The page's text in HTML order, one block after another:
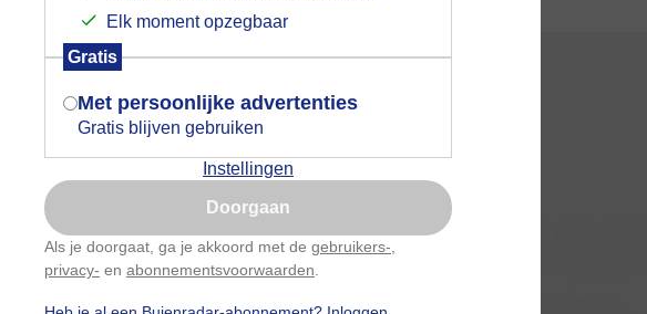
Elk moment opzegbaar
Gratis
Met persoonlijke advertenties
Gratis blijven gebruiken
Instellingen
Doorgaan
Als je doorgaat, ga je akkoord met de gebruikers-
privacy- en abonnementsvoorwaarden
Indien je hier nog geen akkoord op hebt
gegeven, verschijnt er zo een pop-up uit
je browser waarin deze toestemming
gevraagd wordt.
Is goed, toon de popup
Nu niet, misschien later
Gebruik je Safari en wil je niet elke dag deze pop-up